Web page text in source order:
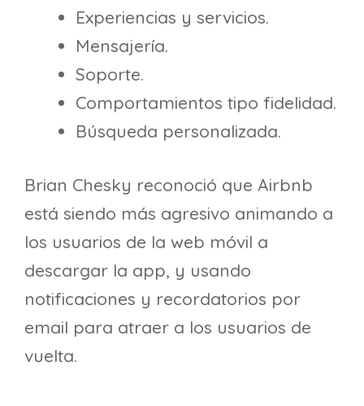
Experiencias y servicios.
Mensajería.
Soporte.
Comportamientos tipo fidelidad.
Búsqueda personalizada.
Brian Chesky reconoció que Airbnb
está siendo más agresivo animando a
los usuarios de la web móvil a
descargar la app, y usando
notificaciones y recordatorios por
email para atraer a los usuarios de
vuelta.